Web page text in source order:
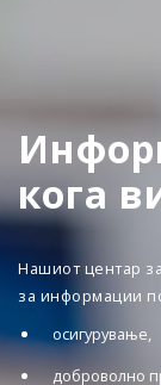
кога
Нашиот центар
за информации
осигурување,
доброволно